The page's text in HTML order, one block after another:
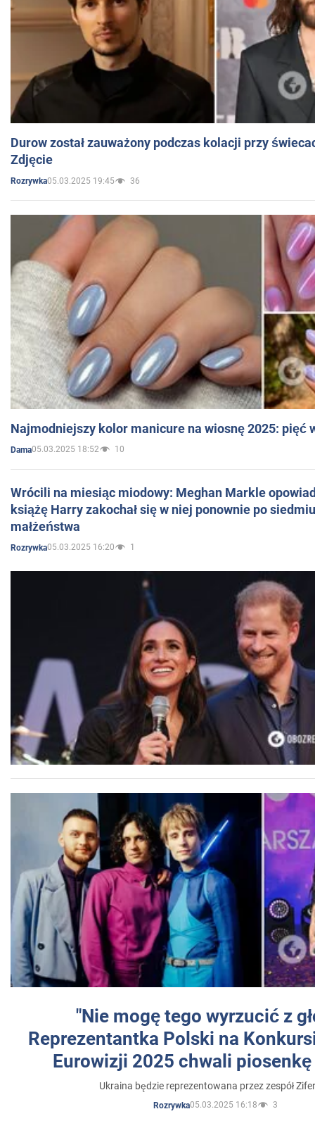
Durow został zauważony podczas kolacji przy
Zdjęcie
Rozrywka05.03.2025 19:45 36
Najmodniejszy kolor manicure na wiosnę 2025: pięć
Dama05.03.2025 18:52 10
Wrócili na miesiąc miodowy: Meghan Markle
książę Harry zakochał się w niej ponownie po
małżeństwa
Rozrywka05.03.2025 16:20 1
"Nie mogę tego wyrzucić z
Reprezentantka Polski na
Eurowizji 2025 chwali
Ukraina będzie reprezentowana przez zespół
Rozrywka05.03.2025 16:18 3